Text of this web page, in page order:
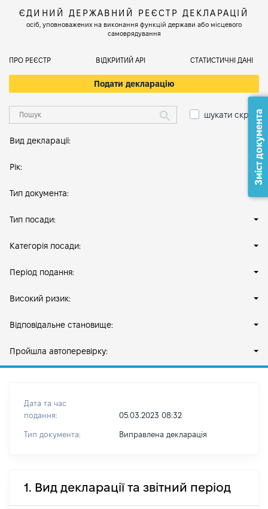
ЄДИНИЙ ДЕРЖАВНИЙ РЕЄСТР ДЕКЛАРАЦІЙ
осіб, уповноважених на виконання функцій держави або місцевого
самоврядування
ПРО РЕЄСТР ВІДКРИТИЙ АРІ СТАТИСТИЧНІ ДАНІ
Подати декларацію
шукати скрізь
Вид декларації:
Рік:
Тип документа:
Тип посади:
Категорія посади:
Період подання:
Високий ризик:
Відповідальне становище:
Пройшла автоперевірку:
Дата та час
подання:
05.03.2023 08:32
Тип документа: Виправлена декларація
1. Вид декларації та звітний період
Зміст документа